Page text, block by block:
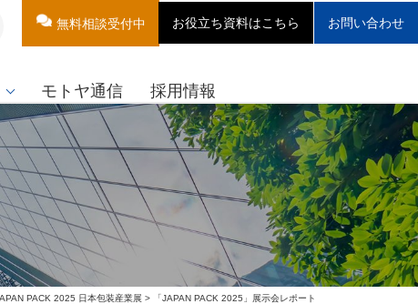
無料相談受付中 お役立ち資料はこちら お問い合わせ
モトヤ通信 採用情報
PACK 2025 日本包装産業展 > 「JAPAN PACK 2025」展示会レポート